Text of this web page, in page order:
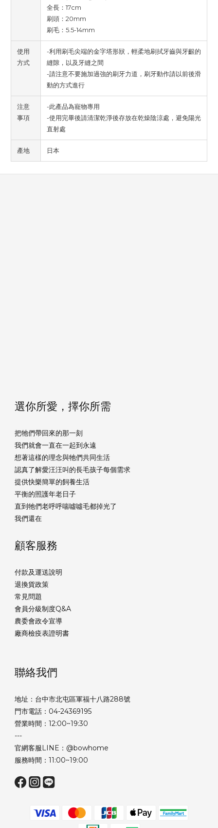
全長：17cm
刷頭：20mm
刷毛：5.5-14mm
使用
方式
-利用刷毛尖端的金字塔形狀，輕柔地刷拭牙齒與牙齦的
縫隙，以及牙縫之間
-請注意不要施加過強的刷牙力道，刷牙動作請以前後滑
動的方式進行
注意
事項
-此產品為寵物專用
-使用完畢後請清潔乾淨後存放在乾燥陰涼處，避免陽光
直射處
產地 日本
選你所愛，擇你所需
把牠們帶回來的那一刻
我們就會一直在一起到永遠
想著這樣的理念與牠們共同生活
認真了解愛汪汪叫的長毛孩子每個需求
提供快樂簡單的飼養生活
平衡的照護年老日子
直到牠們老呼呼喘噓噓毛都掉光了
我們還在
顧客服務
付款及運送說明
退換貨政策
常見問題
會員分級制度Q&A
農委會政令宣導
廠商檢疫表證明書
聯絡我們
地址：台中市北屯區軍福十八路288號
門市電話：04-24369195
營業時間：12:00~19:30
---
官網客服LINE：@bowhome
服務時間：11:00~19:00